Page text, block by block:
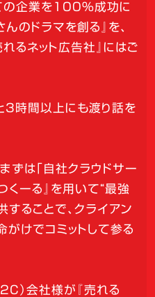
の企業を100％成功に
のドラマを創る』を、
るネット広告社』にはご
3時間以上にも渡り話を
ずは「自社クラウドサー
くーる』を用いて“最強
ることで、クライアン
がけでコミットして参る
）会社様が『売れる